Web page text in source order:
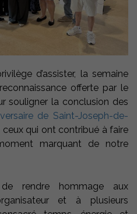
d’assister, la semaine
offerte par le
souligner la conclusion des
de Saint-Joseph-de-
qui ont contribué à faire
marquant de notre
rendre hommage aux
et à plusieurs